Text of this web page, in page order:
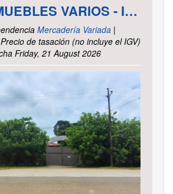
BIENES MUEBLES VARIOS - INTENDENCIA DE TRIBUTOS INTERNOS MADRE DE DIOS
Mercadería Variada |
de tasación (no incluye el IGV)
Friday, 21 August 2026